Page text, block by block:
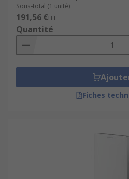
peuvent être utilisées
processus, prendre des
automatisées, ou fournir
essentielles aux
Pourquoi utiliser un
Sous-total (1 unité)
191,56 €HT
Quantité
Fiches